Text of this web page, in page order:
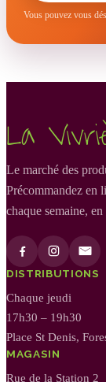
Vous pouvez vous
La
Le marché des
Précommandez en
chaque semaine,
DISTRIBUTIONS
Chaque jeudi
17h30 – 19h30
Place St Denis,
MAGASIN
Rue de la Station 2